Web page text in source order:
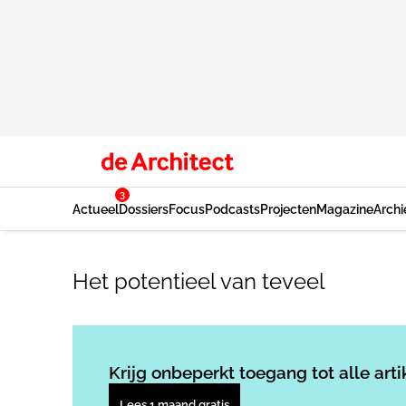
Actueel
3
DossiersFocusPodcastsProjectenMagazine
Het potentieel van teveel
Krijg onbeperkt toegang tot alle